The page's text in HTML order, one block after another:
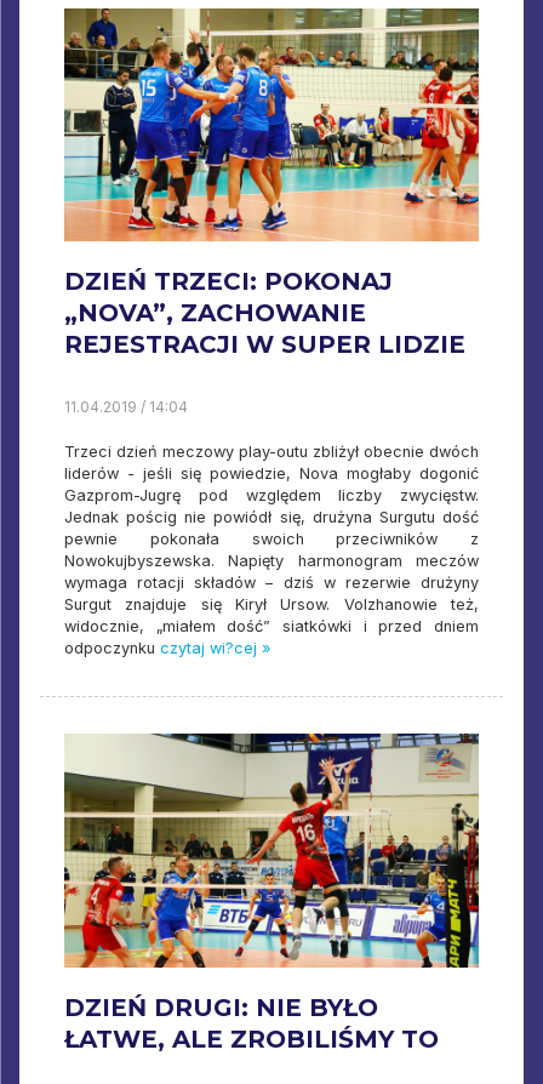
DZIEŃ TRZECI: POKONAJ
„NOVA”, ZACHOWANIE
REJESTRACJI W SUPER LIDZIE
11.04.2019 / 14:04
Trzeci dzień meczowy play-outu zbliżył obecnie dwóch
liderów - jeśli się powiedzie, Nova mogłaby dogonić
Gazprom-Jugrę pod względem liczby zwycięstw.
Jednak pościg nie powiódł się, drużyna Surgutu dość
pewnie pokonała swoich przeciwników z
Nowokujbyszewska. Napięty harmonogram meczów
wymaga rotacji składów – dziś w rezerwie drużyny
Surgut znajduje się Kirył Ursow. Volzhanowie też,
widocznie, „miałem dość” siatkówki i przed dniem
odpoczynku czytaj wi?cej »
DZIEŃ DRUGI: NIE BYŁO
ŁATWE, ALE ZROBILIŚMY TO